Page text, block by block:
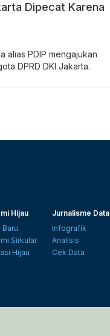
Dipecat Karena
alias PDIP mengajukan
DPRD DKI Jakarta.
Hijau
Baru
Sirkular
Hijau
Jurnalisme Data
Infografik
Analisis
Cek Data